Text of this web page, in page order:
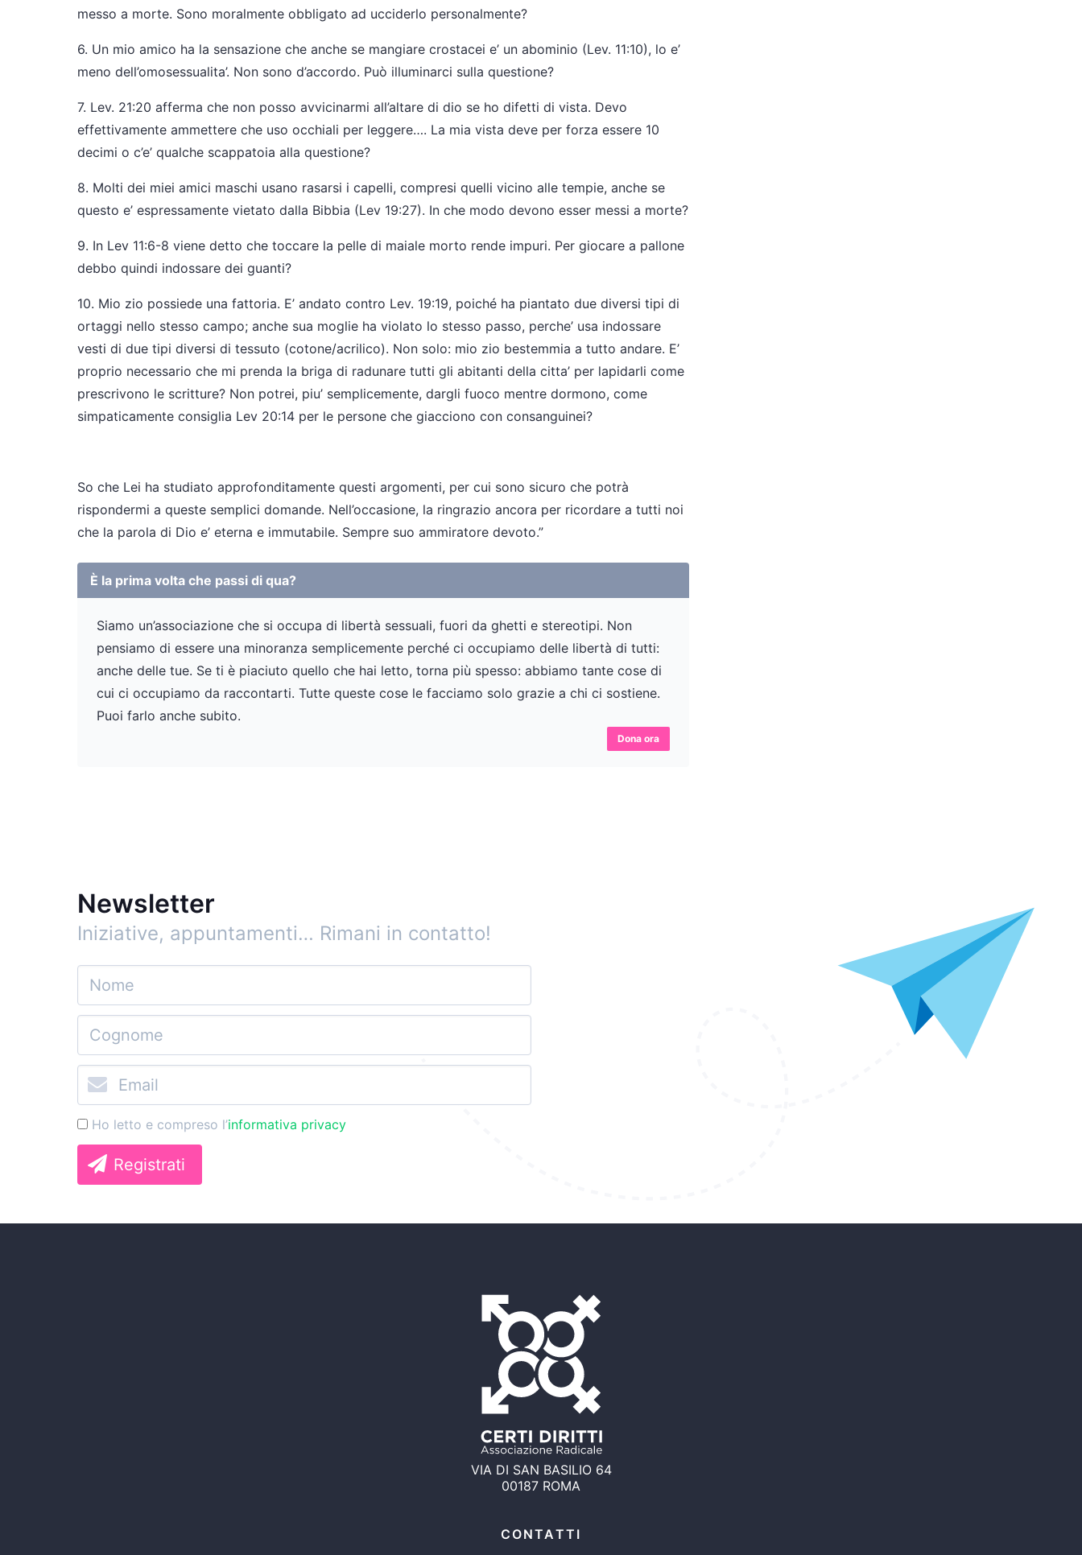
messo a morte. Sono moralmente obbligato ad ucciderlo personalmente?
6. Un mio amico ha la sensazione che anche se mangiare crostacei e’ un abominio (Lev. 11:10), lo e’
meno dell’omosessualita’. Non sono d’accordo. Può illuminarci sulla questione?
7. Lev. 21:20 afferma che non posso avvicinarmi all’altare di dio se ho difetti di vista. Devo
effettivamente ammettere che uso occhiali per leggere…. La mia vista deve per forza essere 10
decimi o c’e’ qualche scappatoia alla questione?
8. Molti dei miei amici maschi usano rasarsi i capelli, compresi quelli vicino alle tempie, anche se
questo e’ espressamente vietato dalla Bibbia (Lev 19:27). In che modo devono esser messi a morte?
9. In Lev 11:6-8 viene detto che toccare la pelle di maiale morto rende impuri. Per giocare a pallone
debbo quindi indossare dei guanti?
10. Mio zio possiede una fattoria. E’ andato contro Lev. 19:19, poiché ha piantato due diversi tipi di
ortaggi nello stesso campo; anche sua moglie ha violato lo stesso passo, perche’ usa indossare
vesti di due tipi diversi di tessuto (cotone/acrilico). Non solo: mio zio bestemmia a tutto andare. E’
proprio necessario che mi prenda la briga di radunare tutti gli abitanti della citta’ per lapidarli come
prescrivono le scritture? Non potrei, piu’ semplicemente, dargli fuoco mentre dormono, come
simpaticamente consiglia Lev 20:14 per le persone che giacciono con consanguinei?
So che Lei ha studiato approfonditamente questi argomenti, per cui sono sicuro che potrà
rispondermi a queste semplici domande. Nell’occasione, la ringrazio ancora per ricordare a tutti noi
che la parola di Dio e’ eterna e immutabile. Sempre suo ammiratore devoto.”
È la prima volta che passi di qua?
Siamo un’associazione che si occupa di libertà sessuali, fuori da ghetti e stereotipi. Non
pensiamo di essere una minoranza semplicemente perché ci occupiamo delle libertà di tutti:
anche delle tue. Se ti è piaciuto quello che hai letto, torna più spesso: abbiamo tante cose di
cui ci occupiamo da raccontarti. Tutte queste cose le facciamo solo grazie a chi ci sostiene.
Puoi farlo anche subito.
Dona ora
Newsletter
Iniziative, appuntamenti… Rimani in contatto!
Ho letto e compreso l’informativa privacy
Registrati
VIA DI SAN BASILIO 64
00187 ROMA
CONTATTI